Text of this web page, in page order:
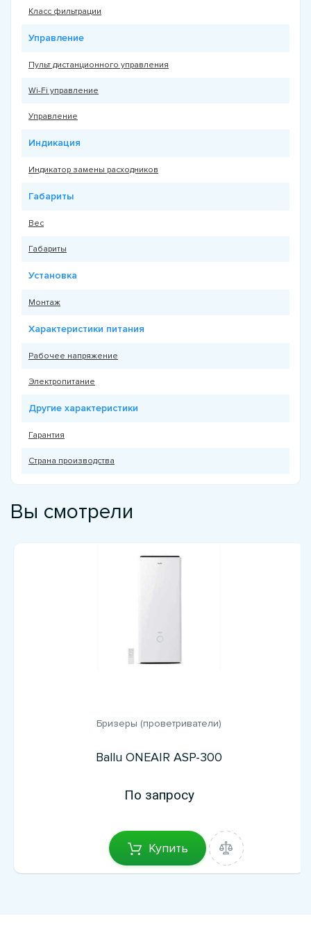
Класс фильтрации
Управление
Пульт дистанционного управления
Wi-Fi управление
Управление
Индикация
Индикатор замены расходников
Габариты
Вес
Габариты
Установка
Монтаж
Характеристики питания
Рабочее напряжение
Электропитание
Другие характеристики
Гарантия
Страна производства
Вы смотрели
Бризеры (проветриватели)
Ballu ONEAIR ASP-300
По запросу
Купить